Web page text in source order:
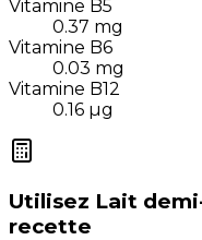
Vitamine B5
0.37 mg
Vitamine B6
0.03 mg
Vitamine B12
0.16 µg
Utilisez Lait
recette